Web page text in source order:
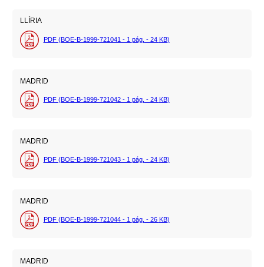
LLÍRIA
PDF (BOE-B-1999-721041 - 1 pág. - 24 KB)
MADRID
PDF (BOE-B-1999-721042 - 1 pág. - 24 KB)
MADRID
PDF (BOE-B-1999-721043 - 1 pág. - 24 KB)
MADRID
PDF (BOE-B-1999-721044 - 1 pág. - 26 KB)
MADRID